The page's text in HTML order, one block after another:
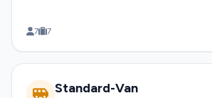
7 7
Standard-Van